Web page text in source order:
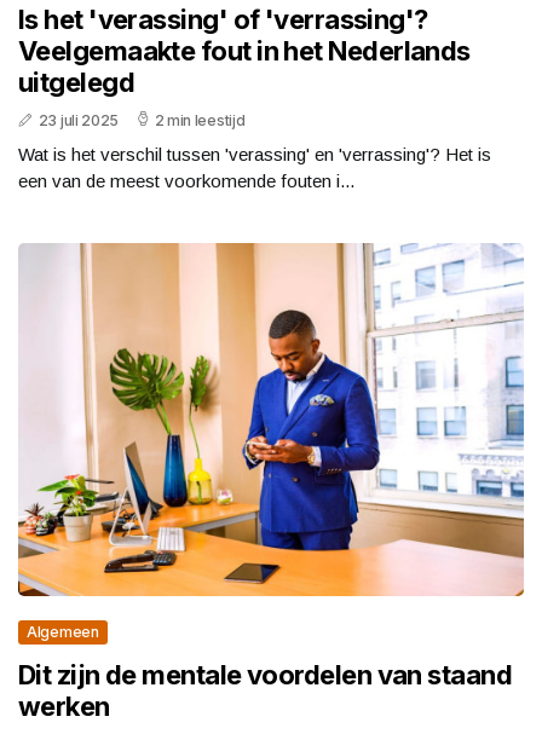
Is het 'verassing' of 'verrassing'?
Veelgemaakte fout in het Nederlands
uitgelegd
23 juli 2025 2 min leestijd
Wat is het verschil tussen 'verassing' en 'verrassing'? Het is
een van de meest voorkomende fouten i...
Algemeen
Dit zijn de mentale voordelen van staand
werken